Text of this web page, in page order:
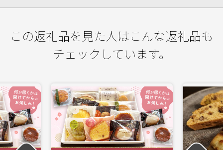
この返礼品を見た人はこんな返礼品も
チェックしています。